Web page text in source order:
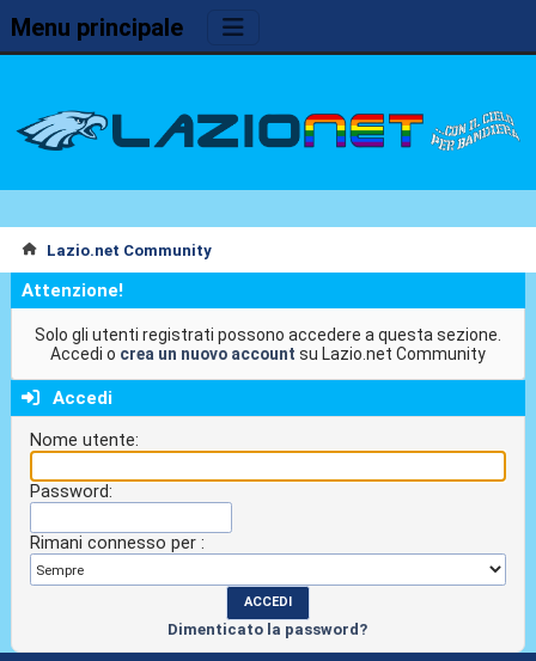
Menu principale
Lazio.net Community
Attenzione!
Solo gli utenti registrati possono accedere a questa sezione.
Accedi o crea un nuovo account su Lazio.net Community
Accedi
Nome utente:
Password:
Rimani connesso per :
Dimenticato la password?